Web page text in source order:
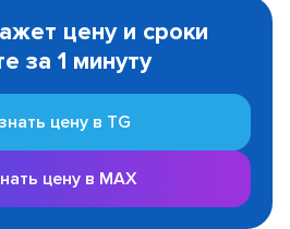
цену и сроки
за 1 минуту
цену в TG
цену в MAX